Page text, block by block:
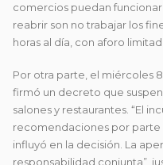
comercios puedan
reabrir son no trabajar los
horas al día, con aforo
Por otra parte, el miércoles
firmó un decreto que
salones y restaurantes. “El
recomendaciones por
influyó en la decisión. La
responsabilidad conjunta”,